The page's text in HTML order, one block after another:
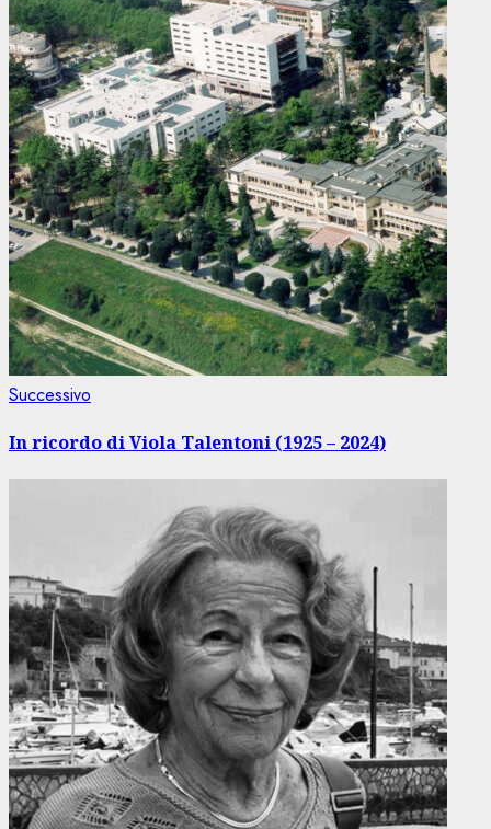
Successivo
In ricordo di Viola Talentoni (1925 – 2024)